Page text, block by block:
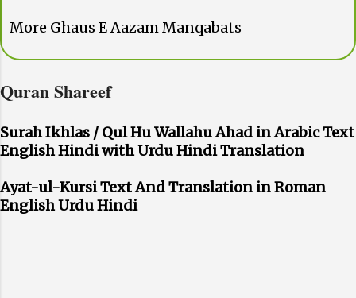
More Ghaus E Aazam Manqabats
Quran Shareef
Surah Ikhlas / Qul Hu Wallahu Ahad in Arabic Text
English Hindi with Urdu Hindi Translation
Ayat-ul-Kursi Text And Translation in Roman
English Urdu Hindi